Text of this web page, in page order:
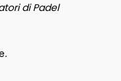
di Padel
.